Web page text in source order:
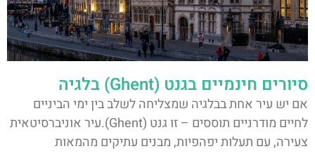
סיורים חינמיים בגנט (Ghent) בלגיה
אם יש עיר אחת בבלגיה שמצליחה לשלב בין ימי הביניים
לחיים מודרניים תוססים – זו גנט (Ghent).עיר אוניברסיטאית
צעירה, עם תעלות יפהפיות, מבנים עתיקים מהמאות